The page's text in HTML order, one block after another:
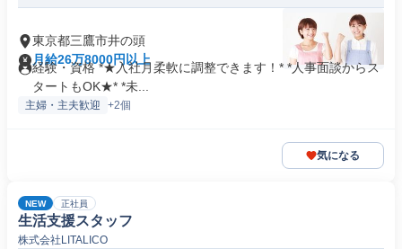
東京都三鷹市井の頭
月給26万8000円以上
経験・資格 *★入社月柔軟に調整できます！* *人事面談からス
タートもOK★* *未...
主婦・主夫歓迎 +2個
気になる
NEW 正社員
生活支援スタッフ
株式会社LITALICO